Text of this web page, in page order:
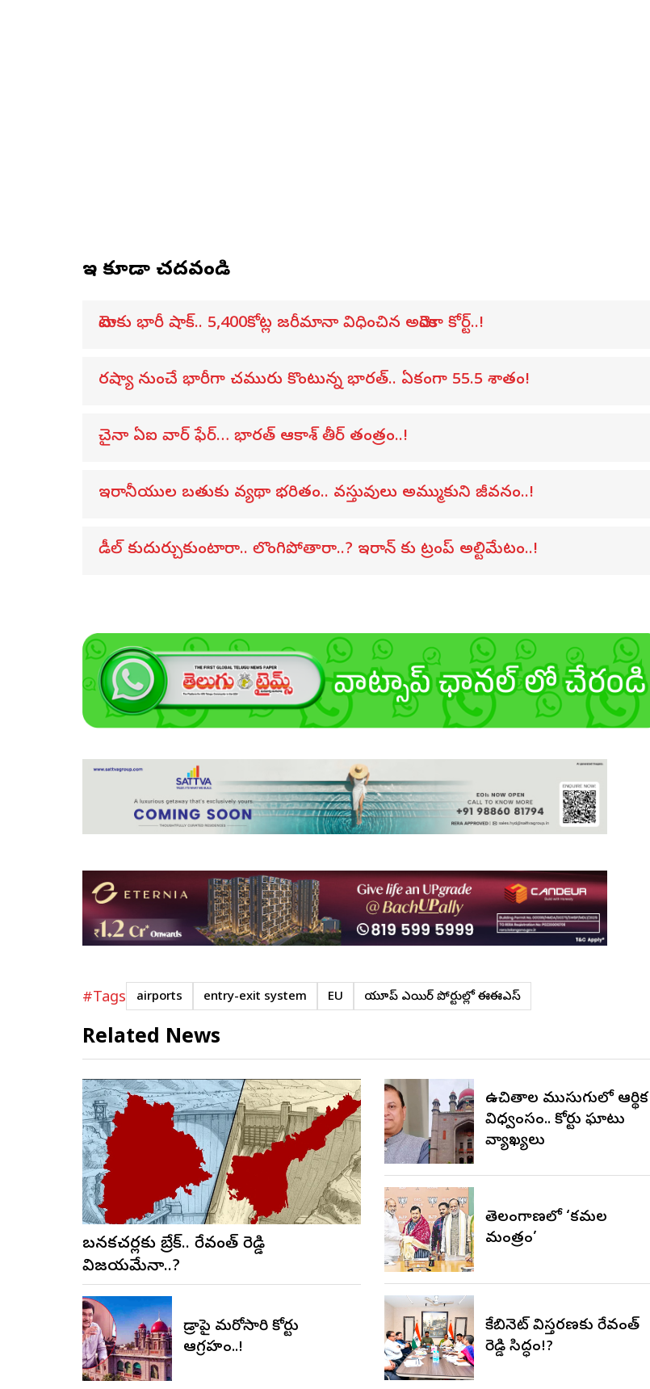
ఇవి కూడా చదవండి
మెటాకు భారీ షాక్.. 5,400కోట్ల జరీమానా విధించిన అమెరికా కోర్ట్..!
రష్యా నుంచే భారీగా చమురు కొంటున్న భారత్.. ఏకంగా 55.5 శాతం!
చైనా ఏఐ వార్ ఫేర్… భారత్ ఆకాశ్ తీర్ తంత్రం..!
ఇరానీయుల బతుకు వ్యథా భరితం.. వస్తువులు అమ్ముకుని జీవనం..!
డీల్ కుదుర్చుకుంటారా.. లొంగిపోతారా..? ఇరాన్ కు ట్రంప్ అల్టిమేటం..!
#Tags airports entry-exit system EU యూరోప్ ఎయిర్ పోర్టుల్లో ఈఈఎస్
Related News
బనకచర్లకు బ్రేక్.. రేవంత్ రెడ్డి
విజయమేనా..?
హైడ్రాపై మరోసారి హైకోర్టు
ఆగ్రహం..!
ఉచితాల ముసుగులో ఆర్థిక
విధ్వంసం.. హైకోర్టు ఘాటు
వ్యాఖ్యలు
తెలంగాణలో ‘కమల
మంత్రం’
కేబినెట్ విస్తరణకు రేవంత్
రెడ్డి సిద్ధం!?